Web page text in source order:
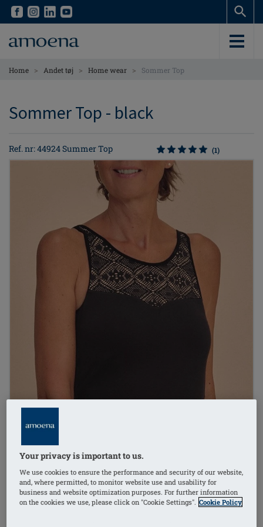
Skip
content
Skip
content
Home > Andet tøj > Home wear > Sommer Top
Sommer Top - black
Ref. nr: 44924 Summer Top (1)
Your privacy is important to us.
We use cookies to ensure the performance and security of our website,
and, where permitted, to monitor website use and usability for
business and website optimization purposes. For further information
on the cookies we use, please click on "Cookie Settings". Cookie Policy